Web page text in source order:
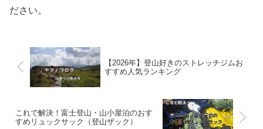
ださい。
【2026年】登山好きのストレッチジムお
すすめ人気ランキング
これで解決！富士登山・山小屋泊のおす
すめリュックサック（登山ザック）